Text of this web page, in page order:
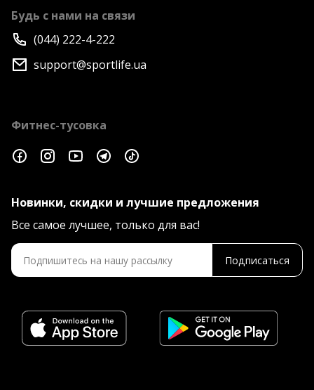
Будь с нами на связи
(044) 222-4-222
support@sportlife.ua
Фитнес-тусовка
Новинки, скидки и лучшие предложения
Все самое лучшее, только для вас!
Подписаться